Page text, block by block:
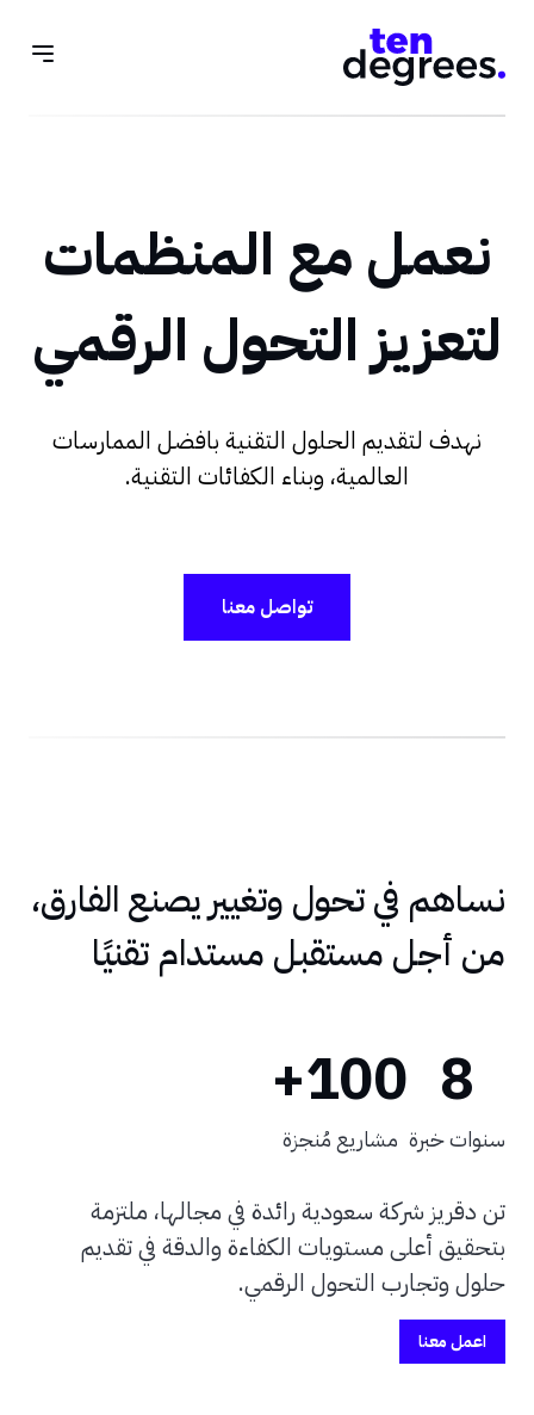
نعمل مع المنظمات
لتعزيز التحول الرقمي
نهدف لتقديم الحلول التقنية بافضل الممارسات
العالمية، وبناء الكفائات التقنية.
تواصل معنا
نساهم في تحول وتغيير يصنع الفارق،
من أجل مستقبل مستدام تقنيًا
8
سنوات خبرة
100+
مشاريع مُنجزة
تن دقريز شركة سعودية رائدة في مجالها، ملتزمة
بتحقيق أعلى مستويات الكفاءة والدقة في تقديم
حلول وتجارب التحول الرقمي.
اعمل معنا